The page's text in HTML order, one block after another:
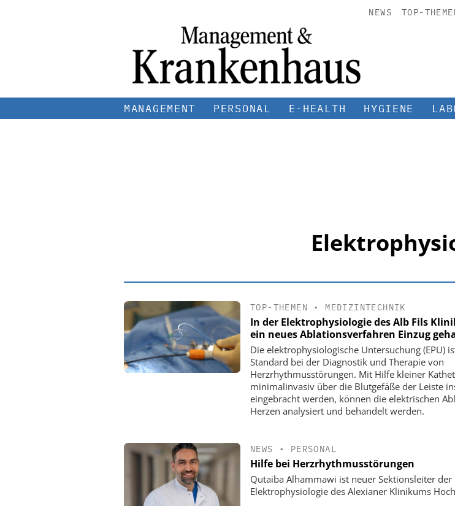
NEWS TOP-
MANAGEMENT PERSONAL E-HEALTH HYGIENE
TOP-THEMEN • MEDIZINTECHNIK
In der Elektrophysiologie des Alb Fils
ein neues Ablationsverfahren Einzug
Die elektrophysiologische Untersuchung (EPU)
Standard bei der Diagnostik und Therapie von
Herzrhythmusstörungen. Mit Hilfe kleiner
minimalinvasiv über die Blutgefäße der Leiste
eingebracht werden, können die elektrischen
Herzen analysiert und behandelt werden.
NEWS • PERSONAL
Hilfe bei Herzrhythmusstörungen
Qutaiba Alhammawi ist neuer Sektionsleiter der
Elektrophysiologie des Alexianer Klinikums
EASY SOFTWARE AG
Digitalisierung im
Personalmanagement: Von digitaler
Ordnung zur KI-fähigen Steuerung
Digitalisierung
Personalmanagement:
Ordnung zur KI-fähigen